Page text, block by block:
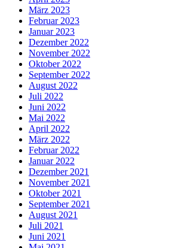
März 2023
Februar 2023
Januar 2023
Dezember 2022
November 2022
Oktober 2022
September 2022
August 2022
Juli 2022
Juni 2022
Mai 2022
April 2022
März 2022
Februar 2022
Januar 2022
Dezember 2021
November 2021
Oktober 2021
September 2021
August 2021
Juli 2021
Juni 2021